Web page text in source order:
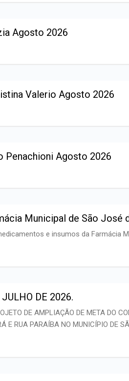
Agosto 2026
Valerio Agosto 2026
Penachioni Agosto 2026
Municipal de São José
e insumos da Farmácia
DE 2026.
DE AMPLIAÇÃO DE META DO
E RUA PARAÍBA NO MUNICÍPIO DE